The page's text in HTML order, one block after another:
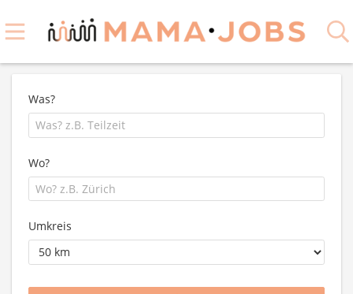
Was?
Wo?
Umkreis